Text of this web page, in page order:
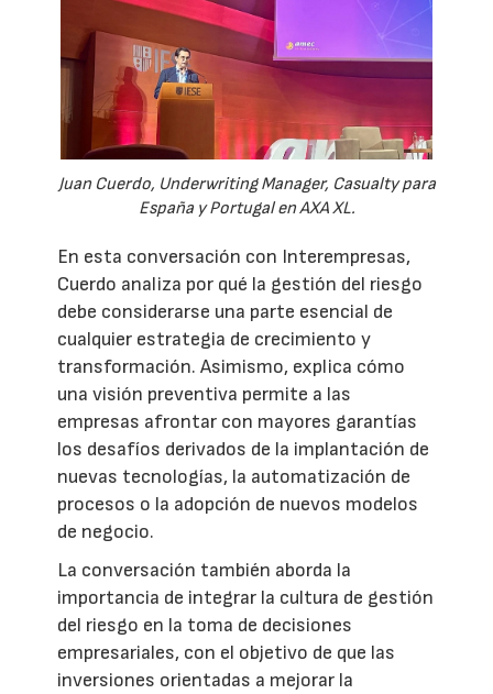
Juan Cuerdo, Underwriting Manager, Casualty para
España y Portugal en AXA XL.
En esta conversación con Interempresas,
Cuerdo analiza por qué la gestión del riesgo
debe considerarse una parte esencial de
cualquier estrategia de crecimiento y
transformación. Asimismo, explica cómo
una visión preventiva permite a las
empresas afrontar con mayores garantías
los desafíos derivados de la implantación de
nuevas tecnologías, la automatización de
procesos o la adopción de nuevos modelos
de negocio.
La conversación también aborda la
importancia de integrar la cultura de gestión
del riesgo en la toma de decisiones
empresariales, con el objetivo de que las
inversiones orientadas a mejorar la